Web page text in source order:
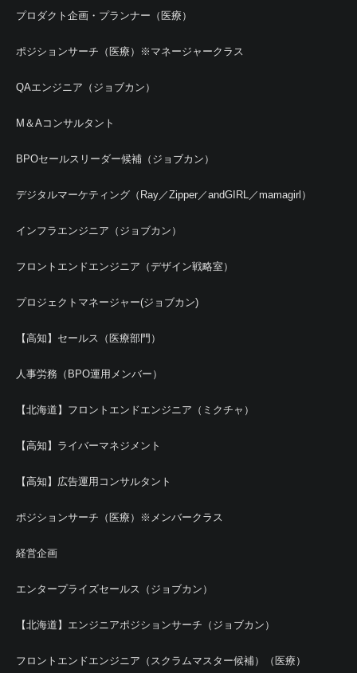
プロダクト企画・プランナー（医療）
ポジションサーチ（医療）※マネージャークラス
QAエンジニア（ジョブカン）
M＆Aコンサルタント
BPOセールスリーダー候補（ジョブカン）
デジタルマーケティング（Ray／Zipper／andGIRL／mamagirl）
インフラエンジニア（ジョブカン）
フロントエンドエンジニア（デザイン戦略室）
プロジェクトマネージャー(ジョブカン)
【高知】セールス（医療部門）
人事労務（BPO運用メンバー）
【北海道】フロントエンドエンジニア（ミクチャ）
【高知】ライバーマネジメント
【高知】広告運用コンサルタント
ポジションサーチ（医療）※メンバークラス
経営企画
エンタープライズセールス（ジョブカン）
【北海道】エンジニアポジションサーチ（ジョブカン）
フロントエンドエンジニア（スクラムマスター候補）（医療）